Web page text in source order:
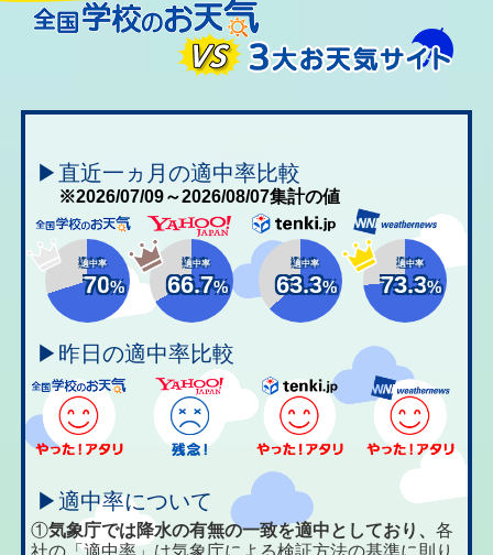
▶直近一ヵ月の適中率比較
※2026/07/09～2026/08/07集計の値
適中率
70%
適中率
66.7%
適中率
63.3%
適中率
73.3%
▶昨日の適中率比較
▶適中率について
①気象庁では降水の有無の一致を適中としており、各